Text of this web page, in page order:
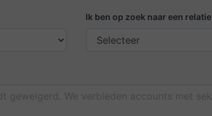
Ik ben op zoek naar een relatie